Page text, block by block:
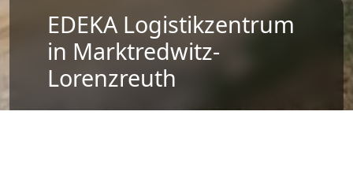
EDEKA Logistikzentrum
in Marktredwitz-
Lorenzreuth